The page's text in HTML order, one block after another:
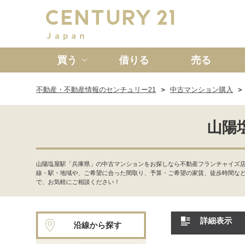
買う
新築一戸建て 中古一戸建て
借りる 売る
不動産・不動産情報のセンチュリー21 中古マンション購入
山陽
山陽塩屋駅「兵庫県」の中古マンションをお探しなら不動産フランチャイ
線・駅・地域や、ご希望に合った間取り、予算・ご希望の家賃、徒歩時間
で、お気軽にご相談ください！
詳細表示
沿線から探す